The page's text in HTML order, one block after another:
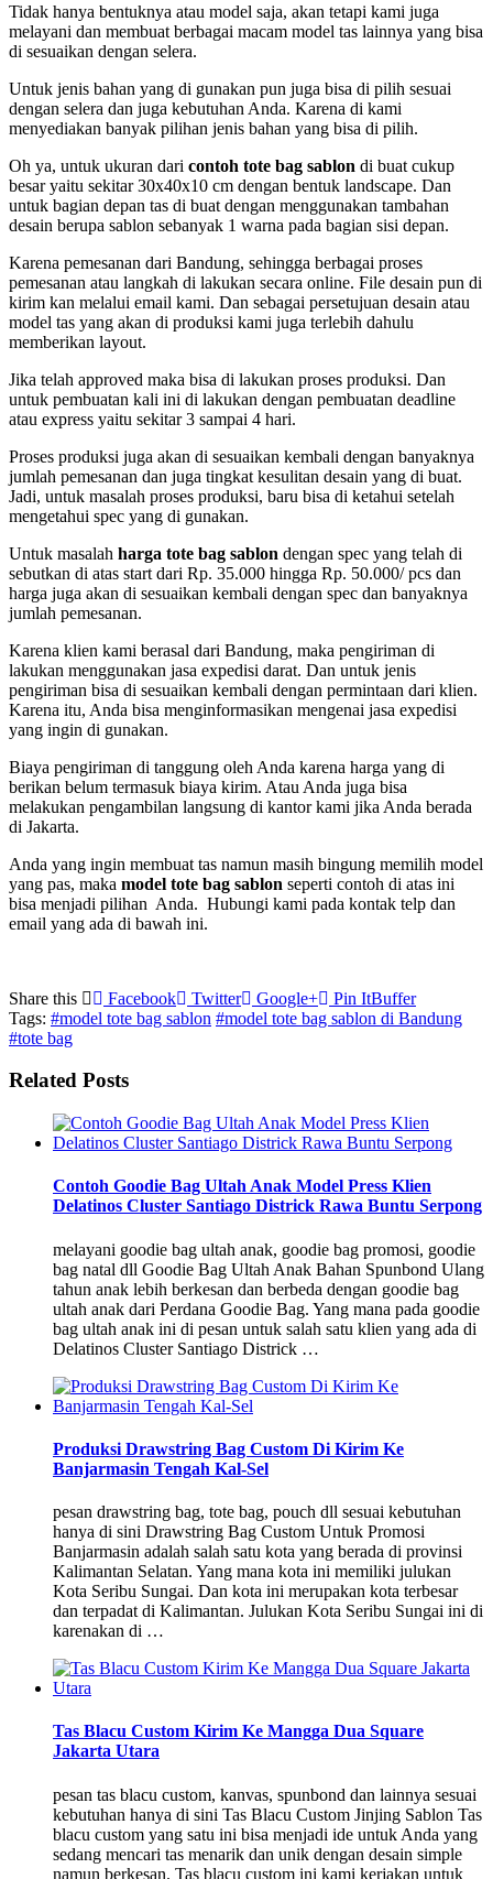
Tidak hanya bentuknya atau model saja, akan tetapi kami juga
melayani dan membuat berbagai macam model tas lainnya yang bisa
di sesuaikan dengan selera.
Untuk jenis bahan yang di gunakan pun juga bisa di pilih sesuai
dengan selera dan juga kebutuhan Anda. Karena di kami
menyediakan banyak pilihan jenis bahan yang bisa di pilih.
Oh ya, untuk ukuran dari contoh tote bag sablon di buat cukup
besar yaitu sekitar 30x40x10 cm dengan bentuk landscape. Dan
untuk bagian depan tas di buat dengan menggunakan tambahan
desain berupa sablon sebanyak 1 warna pada bagian sisi depan.
Karena pemesanan dari Bandung, sehingga berbagai proses
pemesanan atau langkah di lakukan secara online. File desain pun di
kirim kan melalui email kami. Dan sebagai persetujuan desain atau
model tas yang akan di produksi kami juga terlebih dahulu
memberikan layout.
Jika telah approved maka bisa di lakukan proses produksi. Dan
untuk pembuatan kali ini di lakukan dengan pembuatan deadline
atau express yaitu sekitar 3 sampai 4 hari.
Proses produksi juga akan di sesuaikan kembali dengan banyaknya
jumlah pemesanan dan juga tingkat kesulitan desain yang di buat.
Jadi, untuk masalah proses produksi, baru bisa di ketahui setelah
mengetahui spec yang di gunakan.
Untuk masalah harga tote bag sablon dengan spec yang telah di
sebutkan di atas start dari Rp. 35.000 hingga Rp. 50.000/ pcs dan
harga juga akan di sesuaikan kembali dengan spec dan banyaknya
jumlah pemesanan.
Karena klien kami berasal dari Bandung, maka pengiriman di
lakukan menggunakan jasa expedisi darat. Dan untuk jenis
pengiriman bisa di sesuaikan kembali dengan permintaan dari klien.
Karena itu, Anda bisa menginformasikan mengenai jasa expedisi
yang ingin di gunakan.
Biaya pengiriman di tanggung oleh Anda karena harga yang di
berikan belum termasuk biaya kirim. Atau Anda juga bisa
melakukan pengambilan langsung di kantor kami jika Anda berada
di Jakarta.
Anda yang ingin membuat tas namun masih bingung memilih model
yang pas, maka model tote bag sablon seperti contoh di atas ini
bisa menjadi pilihan Anda. Hubungi kami pada kontak telp dan
email yang ada di bawah ini.
Share this Facebook Twitter Google+ Pin ItBuffer
Tags: #model tote bag sablon #model tote bag sablon di Bandung
#tote bag
Related Posts
Contoh Goodie Bag Ultah Anak Model Press Klien
Delatinos Cluster Santiago Districk Rawa Buntu Serpong
melayani goodie bag ultah anak, goodie bag promosi, goodie
bag natal dll Goodie Bag Ultah Anak Bahan Spunbond Ulang
tahun anak lebih berkesan dan berbeda dengan goodie bag
ultah anak dari Perdana Goodie Bag. Yang mana pada goodie
bag ultah anak ini di pesan untuk salah satu klien yang ada di
Delatinos Cluster Santiago Districk …
Produksi Drawstring Bag Custom Di Kirim Ke
Banjarmasin Tengah Kal-Sel
pesan drawstring bag, tote bag, pouch dll sesuai kebutuhan
hanya di sini Drawstring Bag Custom Untuk Promosi
Banjarmasin adalah salah satu kota yang berada di provinsi
Kalimantan Selatan. Yang mana kota ini memiliki julukan
Kota Seribu Sungai. Dan kota ini merupakan kota terbesar
dan terpadat di Kalimantan. Julukan Kota Seribu Sungai ini di
karenakan di …
Tas Blacu Custom Kirim Ke Mangga Dua Square
Jakarta Utara
pesan tas blacu custom, kanvas, spunbond dan lainnya sesuai
kebutuhan hanya di sini Tas Blacu Custom Jinjing Sablon Tas
blacu custom yang satu ini bisa menjadi ide untuk Anda yang
sedang mencari tas menarik dan unik dengan desain simple
namun berkesan. Tas blacu custom ini kami kerjakan untuk